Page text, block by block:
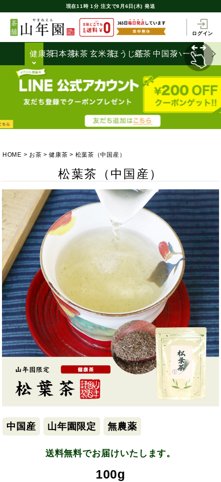
現在11時 1分 注文で8月6日(木) 発送
ログイン
健康茶日本茶抹茶 玄米茶ほうじ茶
紅茶 中国茶ハーブティ
HOME お茶 健康茶 松葉茶（中国産）
松葉茶（中国産）
中国産 山年園限定 無農薬
送料無料でお届けいたします。
100g